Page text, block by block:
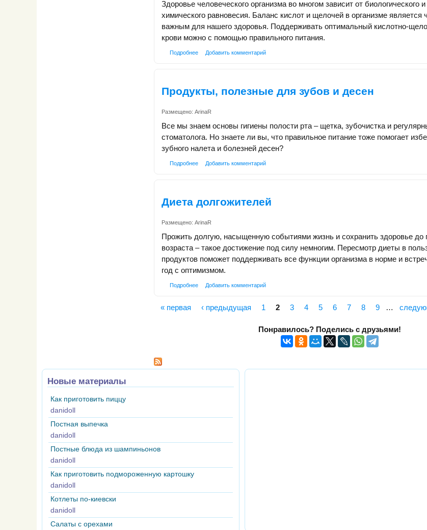
Здоровье человеческого организма во многом зависит от биологического
химического равновесия. Баланс кислот и щелочей в организме является
важным для нашего здоровья. Поддерживать оптимальный кислотно-
крови можно с помощью правильного питания.
Подробнее Добавить комментарий
Продукты, полезные для зубов и десен
Размещено: ArinaR
Все мы знаем основы гигиены полости рта – щетка, зубочистка и
стоматолога. Но знаете ли вы, что правильное питание тоже помогает
зубного налета и болезней десен?
Подробнее Добавить комментарий
Диета долгожителей
Размещено: ArinaR
Прожить долгую, насыщенную событиями жизнь и сохранить здоровье до
возраста – такое достижение под силу немногим. Пересмотр диеты в
продуктов поможет поддерживать все функции организма в норме и
год с оптимизмом.
Подробнее Добавить комментарий
« первая ‹ предыдущая 1 2 3 4 5 6 7 8 9 …
Понравилось? Поделись с друзьями!
Новые материалы
Как приготовить пиццу
danidoll
Постная выпечка
danidoll
Постные блюда из шампиньонов
danidoll
Как приготовить подмороженную картошку
danidoll
Котлеты по-киевски
danidoll
Салаты с орехами